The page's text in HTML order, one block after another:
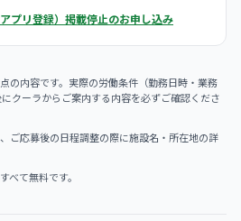
プリ登録） 掲載停止のお申し込み
の内容です。実際の労働条件（勤務日時・業務
クーラからご案内する内容を必ずご確認くださ
ご応募後の日程調整の際に施設名・所在地の詳
べて無料です。